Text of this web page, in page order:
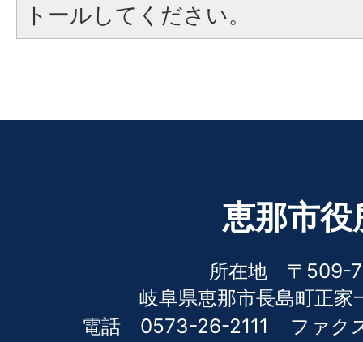
トールしてください。
恵那市役
所在地 〒509-
岐阜県恵那市長島町正家
電話 0573-26-2111
ファ